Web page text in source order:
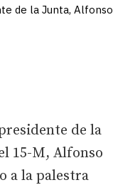
de la Junta, Alfonso
de la
15-M, Alfonso
a la palestra